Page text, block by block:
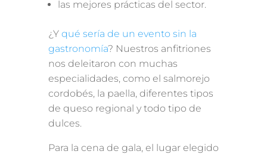
las mejores prácticas del sector.
¿Y qué sería de un evento sin la
gastronomía? Nuestros anfitriones
nos deleitaron con muchas
especialidades, como el salmorejo
cordobés, la paella, diferentes tipos
de queso regional y todo tipo de
dulces.
Para la cena de gala, el lugar elegido